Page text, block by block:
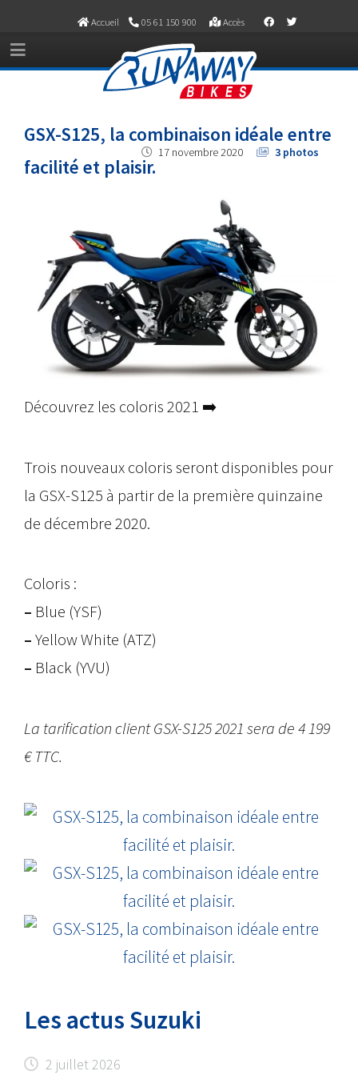
Accueil 05 61 150 900 Accès
17 novembre 2020 3 photos
GSX-S125, la combinaison idéale entre
facilité et plaisir.
Découvrez les coloris 2021 ➡️
Trois nouveaux coloris seront disponibles pour
la GSX-S125 à partir de la première quinzaine
de décembre 2020.
Coloris :
– Blue (YSF)
–Yellow White (ATZ)
– Black (YVU)
La tarification client GSX-S125 2021 sera de 4 199
€ TTC.
Les actus Suzuki
2 juillet 2026